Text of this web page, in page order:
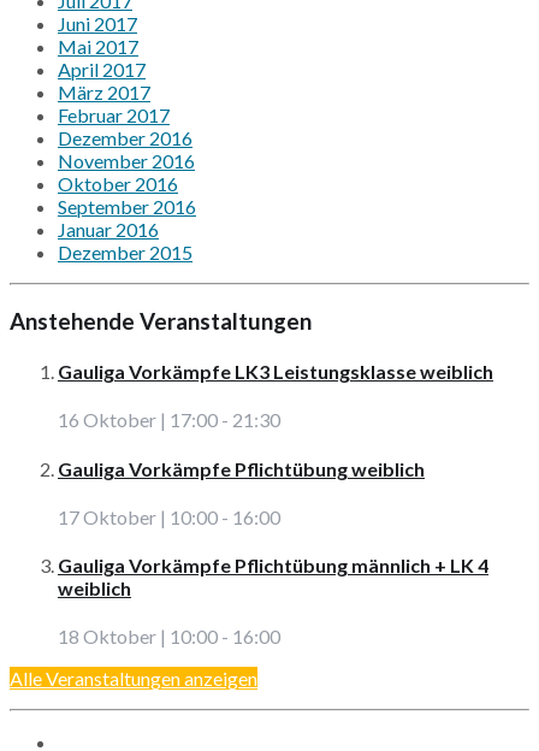
Juni 2017
Mai 2017
April 2017
März 2017
Februar 2017
Dezember 2016
November 2016
Oktober 2016
September 2016
Januar 2016
Dezember 2015
Anstehende Veranstaltungen
Gauliga Vorkämpfe LK3 Leistungsklasse weiblich
16 Oktober | 17:00 - 21:30
Gauliga Vorkämpfe Pflichtübung weiblich
17 Oktober | 10:00 - 16:00
Gauliga Vorkämpfe Pflichtübung männlich + LK 4
weiblich
18 Oktober | 10:00 - 16:00
Alle Veranstaltungen anzeigen